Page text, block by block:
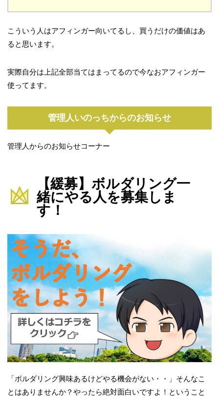
こういう人はアフィンガー向いてるし、買うだけの価値はあ
ると思います。
実際自分は上記全部当てはまってるので今なおアフィンガー
使ってます。
管理人いのっちからのお知らせ
管理人からのお知らせコーナー
【緩募】ボルダリング一
緒にやる人を募集しま
す！
「ボルダリング興味あるけどやる機会がない・・」そんなこ
とはありませんか？やったら絶対面白いですよ！ということ